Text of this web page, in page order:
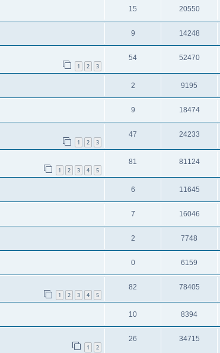
15 20550
9 14248
1 2 3
54 52470
2 9195
9 18474
1 2 3
47 24233
1 2 3 4 5
81 81124
6 11645
7 16046
2 7748
0 6159
1 2 3 4 5
82 78405
10 8394
1 2
26 34715